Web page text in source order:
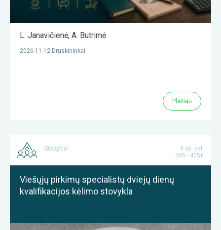
L. Janavičienė, A. Butrimė
2026-11-12 Druskininkai
Plačiau
Stovykla
9 ak. val.
395 - 425€
Viešųjų pirkimų specialistų dviejų dienų
kvalifikacijos kėlimo stovykla